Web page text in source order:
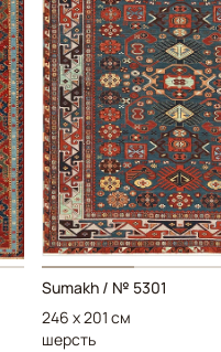
Sumakh / № 5301
246 x 201 см
шерсть